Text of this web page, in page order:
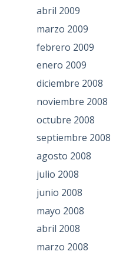
abril 2009
marzo 2009
febrero 2009
enero 2009
diciembre 2008
noviembre 2008
octubre 2008
septiembre 2008
agosto 2008
julio 2008
junio 2008
mayo 2008
abril 2008
marzo 2008